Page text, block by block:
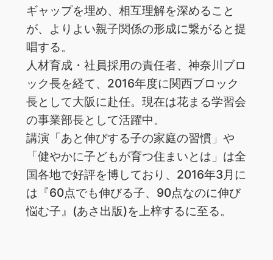
ギャップを埋め、相互理解を深めること
が、よりよい親子関係の形成に繋がると提
唱する。
人材育成・社員採用の責任者、神奈川ブロ
ック長を経て、2016年度に関西ブロック
長として大阪に赴任。現在は花まる学習会
の事業部長として活躍中。
講演「あと伸びする子の家庭の習慣」や
「健やかに子どもが育つ住まいとは」は全
国各地で好評を博しており、2016年3月に
は『60点でも伸びる子、90点なのに伸び
悩む子』(あさ出版)を上梓するに至る。